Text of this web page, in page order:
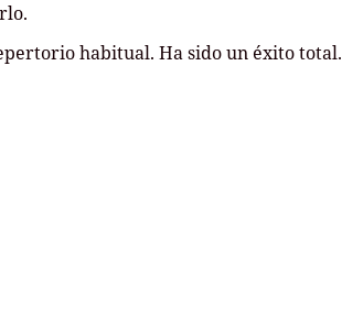
habitual. Ha sido un éxito total.